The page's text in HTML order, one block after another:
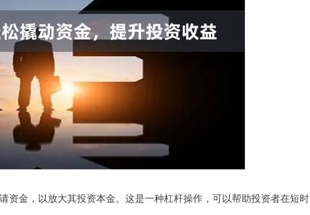
资金，以放大其投资本金。这是一种杠杆操作，可以帮助投资者在短时